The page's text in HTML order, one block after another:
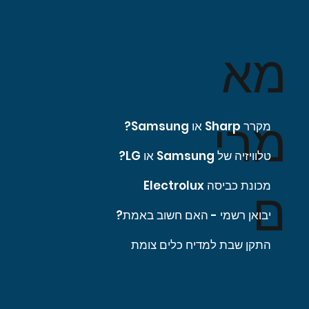
מא
מרי
ם
מקרר Sharp או Samsung?
טלוויזיה של Samsung או LG?
מכונת כביסה Electrolux
יבואן רשמי - האם חשוב באמת?
התקן שבת למדיח כלים צומת